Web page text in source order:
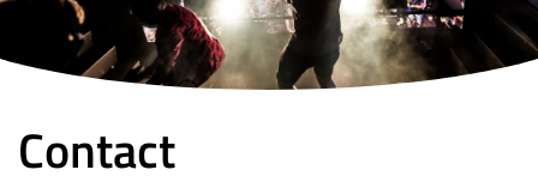
Contact